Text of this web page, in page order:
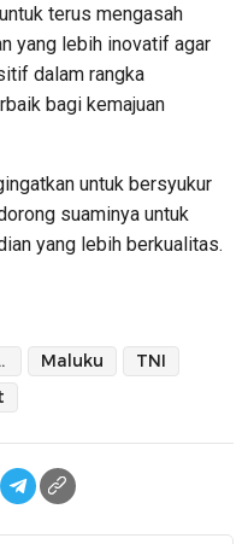
terus mengasah
yang lebih inovatif agar
dalam rangka
bagi kemajuan
untuk bersyukur
suaminya untuk
yang lebih berkualitas.
Maluku
TNI